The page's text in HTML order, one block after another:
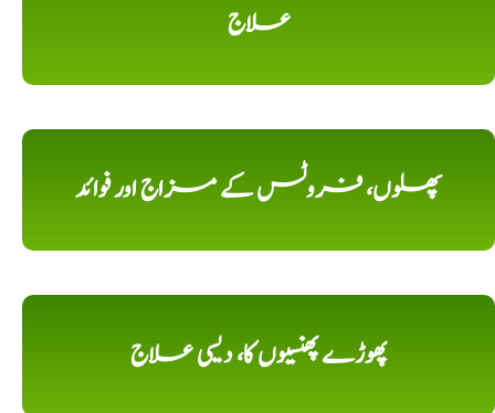
علاج
پھلوں، فروٹس کے مزاج اور فوائد
پھوڑے پھنسیوں کا، دیسی علاج